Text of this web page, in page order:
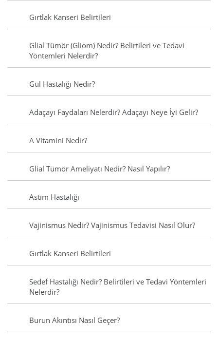
Gırtlak Kanseri Belirtileri
Glial Tümör (Gliom) Nedir? Belirtileri ve Tedavi
Yöntemleri Nelerdir?
Gül Hastalığı Nedir?
Adaçayı Faydaları Nelerdir? Adaçayı Neye İyi Gelir?
A Vitamini Nedir?
Glial Tümör Ameliyatı Nedir? Nasıl Yapılır?
Astım Hastalığı
Vajinismus Nedir? Vajinismus Tedavisi Nasıl Olur?
Gırtlak Kanseri Belirtileri
Sedef Hastalığı Nedir? Belirtileri ve Tedavi Yöntemleri
Nelerdir?
Burun Akıntısı Nasıl Geçer?